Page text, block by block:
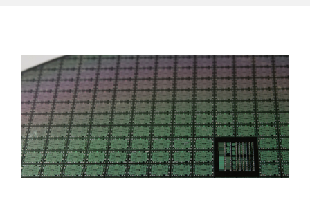
航
市場快訊
產業日報